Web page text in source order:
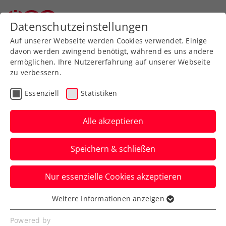
Zurück zur Newsübersicht
Turniere
ATP Monte-Carlo:
Sensationslauf geht
weiter – Weissborn im
Doppel-Halbfinale
Das ÖTV-Ass eliminiert im Fürstentum
Monaco mit Romain Arneodo das nächste
Weltklasseteam.
Datenschutzeinstellungen
Auf unserer Webseite werden Cookies verwendet. Einige
davon werden zwingend benötigt, während es uns andere
ermöglichen, Ihre Nutzererfahrung auf unserer Webseite
zu verbessern.
Essenziell Statistiken
Alle akzeptieren
Speichern & schließen
Nur essenzielle Cookies akzeptieren
Essenziell
Essenzielle Cookies werden für grundlegende
Weitere Informationen anzeigen
Powered by